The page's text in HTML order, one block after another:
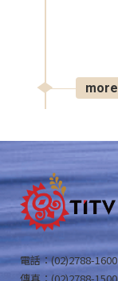
more
電話：(02)2788-1600